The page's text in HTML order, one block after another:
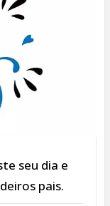
seu dia e
pais.